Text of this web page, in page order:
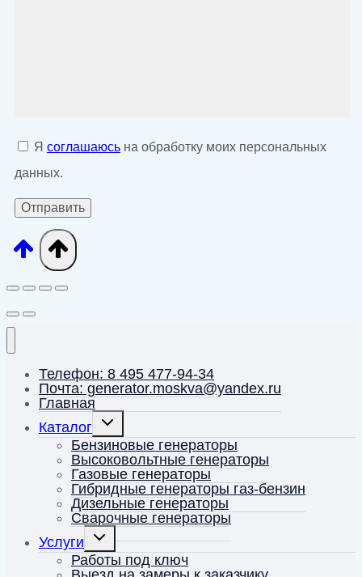
Я соглашаюсь на обработку моих персональных
данных.
Телефон: 8 495 477-94-34
Почта: generator.moskva@yandex.ru
Главная
Каталог
Переключить
дочернее
меню
Бензиновые генераторы
Высоковольтные генераторы
Газовые генераторы
Гибридные генераторы газ-бензин
Дизельные генераторы
Сварочные генераторы
Услуги
Переключить
дочернее
меню
Работы под ключ